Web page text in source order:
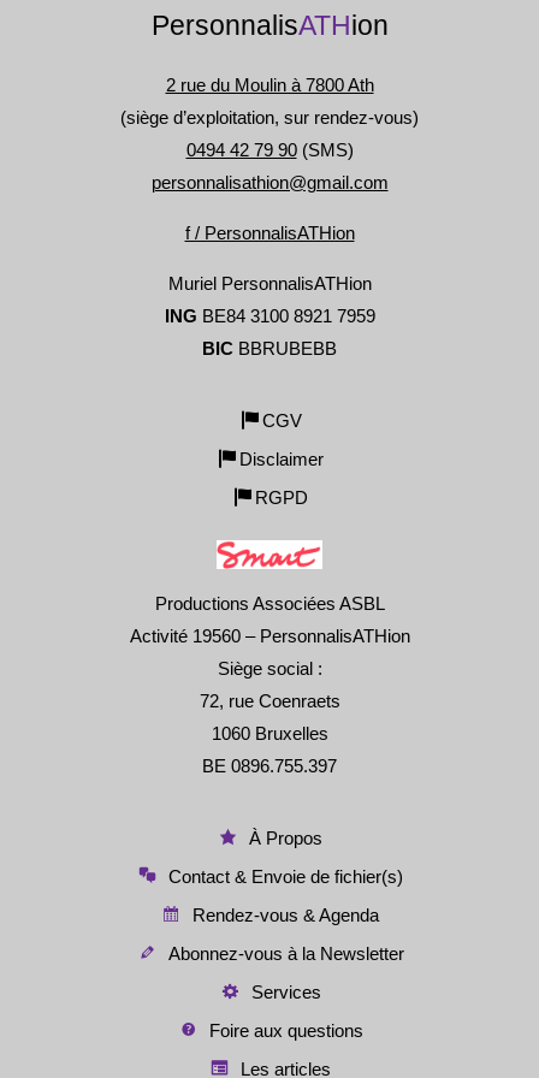
PersonnalisATHion
2 rue du Moulin à 7800 Ath
(siège d’exploitation, sur rendez-vous)
0494 42 79 90(SMS)
personnalisathion@gmail.com
f / PersonnalisATHion
Muriel PersonnalisATHion
ING BE84 3100 8921 7959
BIC BBRUBEBB
CGV
Disclaimer
RGPD
Productions Associées ASBL
Activité 19560 – PersonnalisATHion
Siège social :
72, rue Coenraets
1060 Bruxelles
BE 0896.755.397
À Propos
Contact & Envoie de fichier(s)
Rendez-vous & Agenda
Abonnez-vous à la Newsletter
Services
Foire aux questions
Les articles